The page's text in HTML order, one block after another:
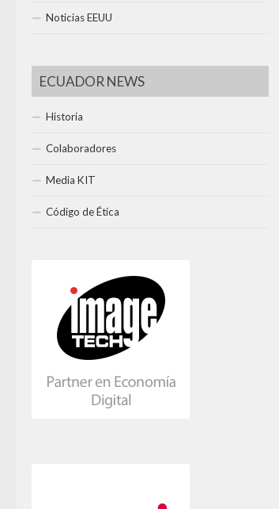
Noticias EEUU
ECUADOR NEWS
Historia
Colaboradores
Media KIT
Código de Ética